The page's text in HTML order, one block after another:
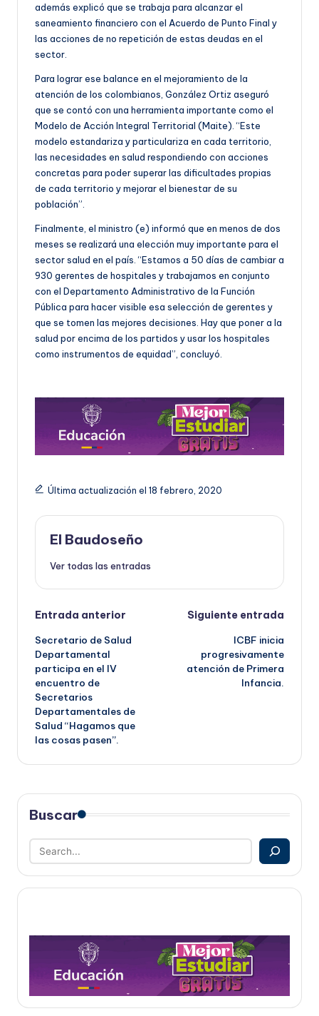
además explicó que se trabaja para alcanzar el
saneamiento financiero con el Acuerdo de Punto Final y
las acciones de no repetición de estas deudas en el
sector.
Para lograr ese balance en el mejoramiento de la
atención de los colombianos, González Ortiz aseguró
que se contó con una herramienta importante como el
Modelo de Acción Integral Territorial (Maite). “Este
modelo estandariza y particulariza en cada territorio,
las necesidades en salud respondiendo con acciones
concretas para poder superar las dificultades propias
de cada territorio y mejorar el bienestar de su
población”.
Finalmente, el ministro (e) informó que en menos de dos
meses se realizará una elección muy importante para el
sector salud en el país. “Estamos a 50 días de cambiar a
930 gerentes de hospitales y trabajamos en conjunto
con el Departamento Administrativo de la Función
Pública para hacer visible esa selección de gerentes y
que se tomen las mejores decisiones. Hay que poner a la
salud por encima de los partidos y usar los hospitales
como instrumentos de equidad”, concluyó.
Última actualización el 18 febrero, 2020
El Baudoseño
Ver todas las entradas
Navegación
de
entradas
Entrada anterior
Secretario de Salud
Departamental
participa en el IV
encuentro de
Secretarios
Departamentales de
Salud “Hagamos que
las cosas pasen”.
Siguiente entrada
ICBF inicia
progresivamente
atención de Primera
Infancia.
Buscar